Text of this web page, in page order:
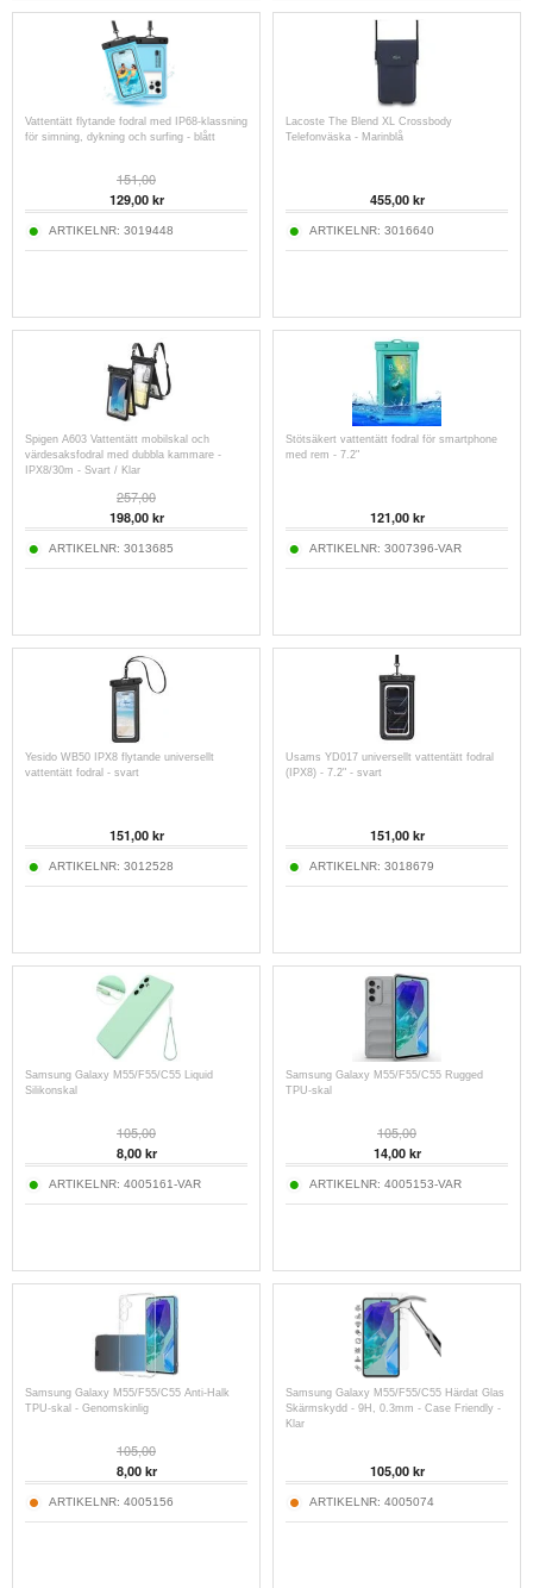
Vattentätt flytande fodral med IP68-klassning
för simning, dykning och surfing - blått
151,00
129,00kr
ARTIKELNR: 3019448
Lacoste The Blend XL Crossbody
Telefonväska - Marinblå
455,00kr
ARTIKELNR: 3016640
Spigen A603 Vattentätt mobilskal och
värdesaksfodral med dubbla kammare -
IPX8/30m - Svart / Klar
257,00
198,00kr
ARTIKELNR: 3013685
Stötsäkert vattentätt fodral för smartphone
med rem - 7.2"
121,00kr
ARTIKELNR: 3007396-VAR
Yesido WB50 IPX8 flytande universellt
vattentätt fodral - svart
151,00kr
ARTIKELNR: 3012528
Usams YD017 universellt vattentätt fodral
(IPX8) - 7.2" - svart
151,00kr
ARTIKELNR: 3018679
Samsung Galaxy M55/F55/C55 Liquid
Silikonskal
105,00
8,00kr
ARTIKELNR: 4005161-VAR
Samsung Galaxy M55/F55/C55 Rugged
TPU-skal
105,00
14,00kr
ARTIKELNR: 4005153-VAR
Samsung Galaxy M55/F55/C55 Anti-Halk
TPU-skal - Genomskinlig
105,00
8,00kr
ARTIKELNR: 4005156
Samsung Galaxy M55/F55/C55 Härdat Glas
Skärmskydd - 9H, 0.3mm - Case Friendly -
Klar
105,00kr
ARTIKELNR: 4005074